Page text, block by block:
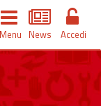
Menu News Accedi